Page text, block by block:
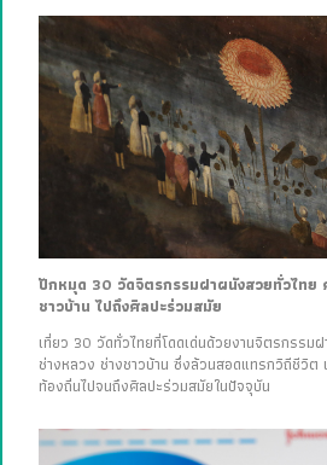
ปักหมุด 30 วัดจิตรกรรมฝาผนังสวยทั่วไทย
ชาวบ้าน ไปถึงศิลปะร่วมสมัย
เที่ยว 30 วัดทั่วไทยที่โดดเด่นด้วยงานจิตรกรรม
ช่างหลวง ช่างชาวบ้าน ซึ่งล้วนสอดแทรกวิถีชีวิต
ท้องถิ่นไปจนถึงศิลปะร่วมสมัยในปัจจุบัน